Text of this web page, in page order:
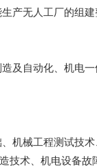
产无人工厂的组
及自动化、机电
机械工程测试技
技术、机电设备